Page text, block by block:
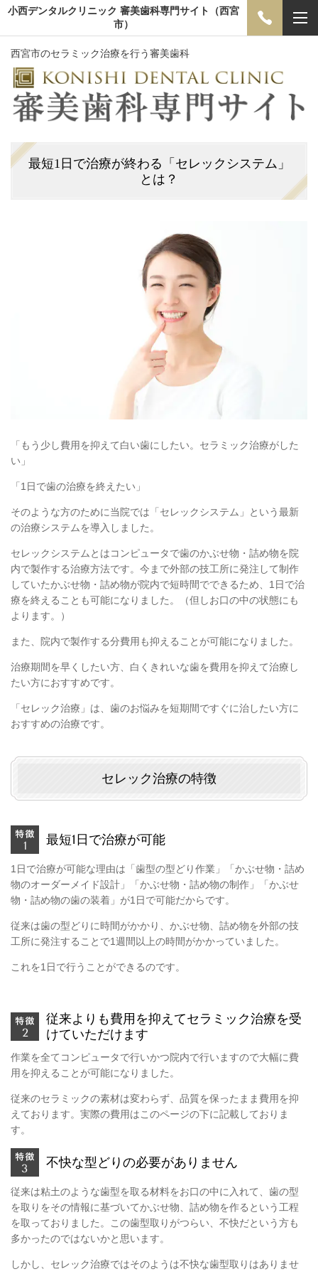
小西デンタルクリニック 審美歯科専門サイト（西宮
市）
西宮市のセラミック治療を行う審美歯科
最短1日で治療が終わる「セレックシステム」
とは？
「もう少し費用を抑えて白い歯にしたい。セラミック治療がした
い」
「1日で歯の治療を終えたい」
そのような方のために当院では「セレックシステム」という最新
の治療システムを導入しました。
セレックシステムとはコンピュータで歯のかぶせ物・詰め物を院
内で製作する治療方法です。今まで外部の技工所に発注して制作
していたかぶせ物・詰め物が院内で短時間でできるため、1日で治
療を終えることも可能になりました。（但しお口の中の状態にも
よります。）
また、院内で製作する分費用も抑えることが可能になりました。
治療期間を早くしたい方、白くきれいな歯を費用を抑えて治療し
たい方におすすめです。
「セレック治療」は、歯のお悩みを短期間ですぐに治したい方に
おすすめの治療です。
セレック治療の特徴
最短1日で治療が可能
1日で治療が可能な理由は「歯型の型どり作業」「かぶせ物・詰め
物のオーダーメイド設計」「かぶせ物・詰め物の制作」「かぶせ
物・詰め物の歯の装着」が1日で可能だからです。
従来は歯の型どりに時間がかかり、かぶせ物、詰め物を外部の技
工所に発注することで1週間以上の時間がかかっていました。
これを1日で行うことができるのです。
従来よりも費用を抑えてセラミック治療を受
けていただけます
作業を全てコンピュータで行いかつ院内で行いますので大幅に費
用を抑えることが可能になりました。
従来のセラミックの素材は変わらず、品質を保ったまま費用を抑
えております。実際の費用はこのページの下に記載しておりま
す。
不快な型どりの必要がありません
従来は粘土のような歯型を取る材料をお口の中に入れて、歯の型
を取りをその情報に基づいてかぶせ物、詰め物を作るという工程
を取っておりました。この歯型取りがつらい、不快だという方も
多かったのではないかと思います。
しかし、セレック治療ではそのようは不快な歯型取りはありませ